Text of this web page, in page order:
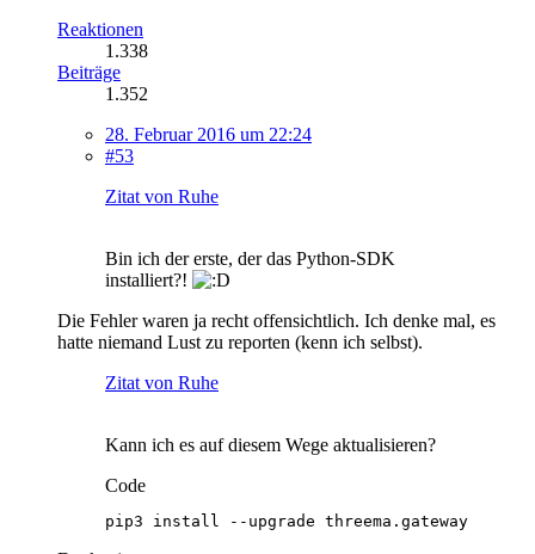
Reaktionen
1.338
Beiträge
1.352
28. Februar 2016 um 22:24
#53
Zitat von Ruhe
Bin ich der erste, der das Python-SDK
installiert?!
Die Fehler waren ja recht offensichtlich. Ich denke mal, es
hatte niemand Lust zu reporten (kenn ich selbst).
Zitat von Ruhe
Kann ich es auf diesem Wege aktualisieren?
Code
pip3 install --upgrade threema.gateway